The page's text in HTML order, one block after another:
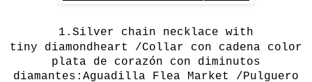
1. Silver chain necklace
with
tiny
diamondheart /Collar con cadena color
plata de corazón con diminutos
diamantes: Aguadilla
Flea Market /Pulguero